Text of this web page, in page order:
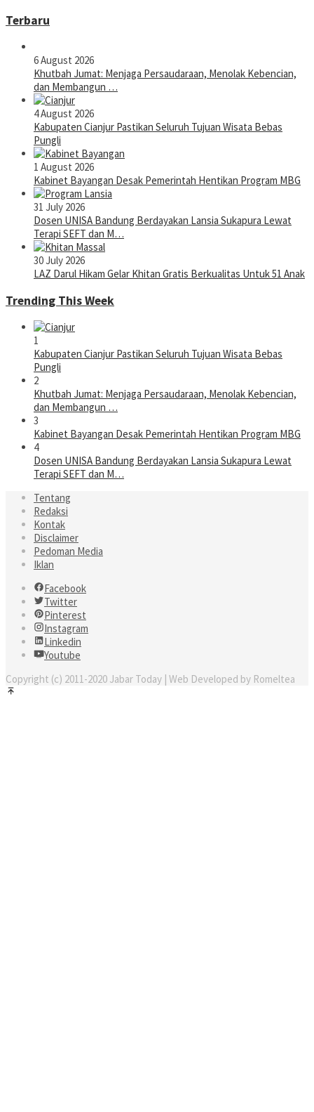
Terbaru
6 August 2026
Khutbah Jumat: Menjaga Persaudaraan, Menolak Kebencian,
dan Membangun …
4 August 2026
Kabupaten Cianjur Pastikan Seluruh Tujuan Wisata Bebas
Pungli
1 August 2026
Kabinet Bayangan Desak Pemerintah Hentikan Program MBG
31 July 2026
Dosen UNISA Bandung Berdayakan Lansia Sukapura Lewat
Terapi SEFT dan M…
30 July 2026
LAZ Darul Hikam Gelar Khitan Gratis Berkualitas Untuk 51 Anak
Trending This Week
1
Kabupaten Cianjur Pastikan Seluruh Tujuan Wisata Bebas
Pungli
2
Khutbah Jumat: Menjaga Persaudaraan, Menolak Kebencian,
dan Membangun …
3
Kabinet Bayangan Desak Pemerintah Hentikan Program MBG
4
Dosen UNISA Bandung Berdayakan Lansia Sukapura Lewat
Terapi SEFT dan M…
Tentang
Redaksi
Kontak
Disclaimer
Pedoman Media
Iklan
Facebook
Twitter
Pinterest
Instagram
Linkedin
Youtube
Copyright (c) 2011-2020 Jabar Today | Web Developed by Romeltea